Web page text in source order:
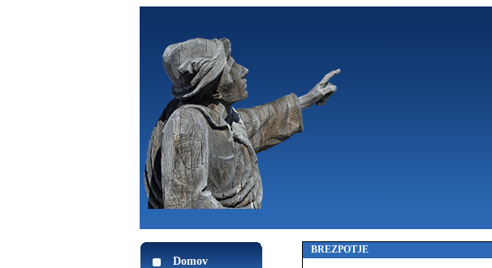
Domov
BREZPOTJE